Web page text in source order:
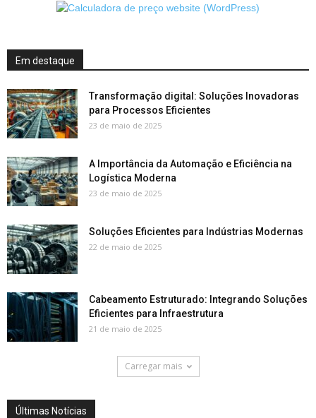
Em destaque
Transformação digital: Soluções Inovadoras
para Processos Eficientes
23 de maio de 2025
A Importância da Automação e Eficiência na
Logística Moderna
23 de maio de 2025
Soluções Eficientes para Indústrias Modernas
22 de maio de 2025
Cabeamento Estruturado: Integrando Soluções
Eficientes para Infraestrutura
21 de maio de 2025
Carregar mais
Últimas Notícias